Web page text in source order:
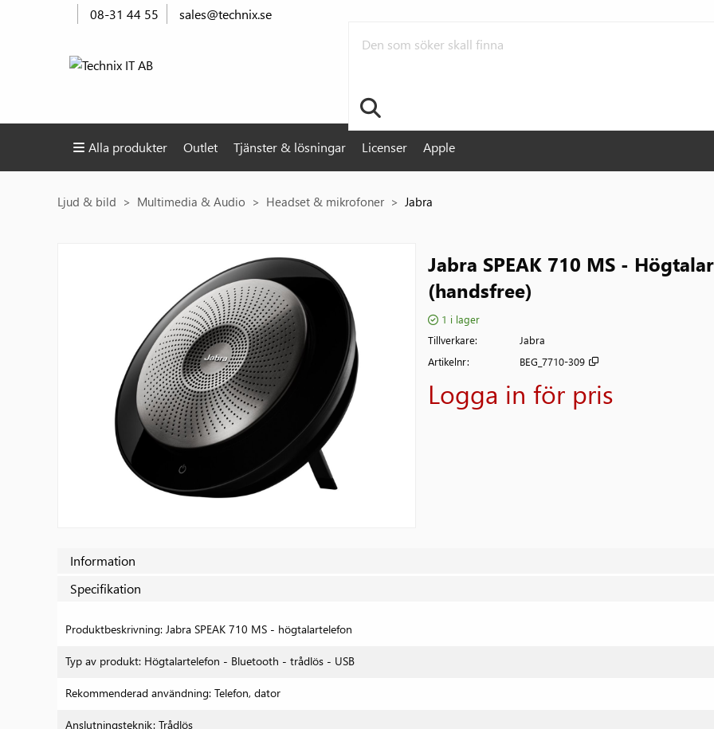
08-31 44 55 sales@technix.se
Sök
Alla produkter Outlet Tjänster & lösningar Licenser Apple
Ljud & bild Multimedia & Audio Headset & mikrofoner Jabra
Jabra SPEAK 710 MS -
(handsfree)
1 i lager
Tillverkare
Jabra
Artikelnr
BEG_7710-309
Logga in för pris
Information
Specifikation
Specifikation
Produktbeskrivning: Jabra SPEAK 710 MS - högtalartelefon
Typ av produkt: Högtalartelefon - Bluetooth - trådlös - USB
Rekommenderad användning: Telefon, dator
Anslutningsteknik: Trådlös